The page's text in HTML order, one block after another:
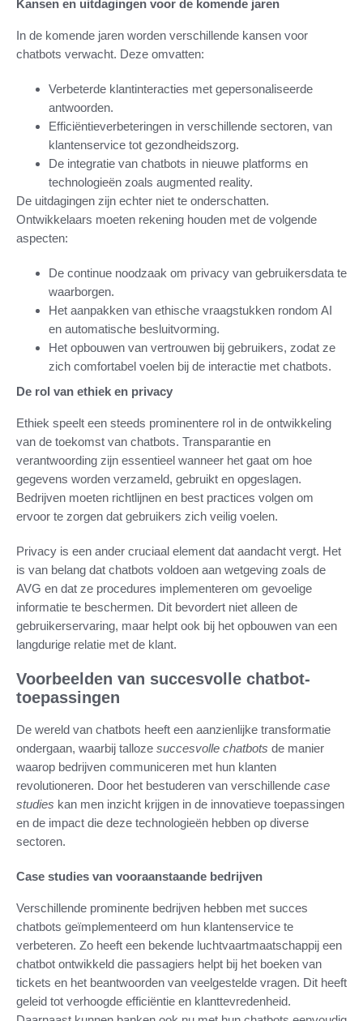
Kansen en uitdagingen voor de komende jaren
In de komende jaren worden verschillende kansen voor
chatbots verwacht. Deze omvatten:
Verbeterde klantinteracties met gepersonaliseerde
antwoorden.
Efficiëntieverbeteringen in verschillende sectoren, van
klantenservice tot gezondheidszorg.
De integratie van chatbots in nieuwe platforms en
technologieën zoals augmented reality.
De uitdagingen zijn echter niet te onderschatten.
Ontwikkelaars moeten rekening houden met de volgende
aspecten:
De continue noodzaak om privacy van gebruikersdata te
waarborgen.
Het aanpakken van ethische vraagstukken rondom AI
en automatische besluitvorming.
Het opbouwen van vertrouwen bij gebruikers, zodat ze
zich comfortabel voelen bij de interactie met chatbots.
De rol van ethiek en privacy
Ethiek speelt een steeds prominentere rol in de ontwikkeling
van de toekomst van chatbots. Transparantie en
verantwoording zijn essentieel wanneer het gaat om hoe
gegevens worden verzameld, gebruikt en opgeslagen.
Bedrijven moeten richtlijnen en best practices volgen om
ervoor te zorgen dat gebruikers zich veilig voelen.
Privacy is een ander cruciaal element dat aandacht vergt. Het
is van belang dat chatbots voldoen aan wetgeving zoals de
AVG en dat ze procedures implementeren om gevoelige
informatie te beschermen. Dit bevordert niet alleen de
gebruikerservaring, maar helpt ook bij het opbouwen van een
langdurige relatie met de klant.
Voorbeelden van succesvolle chatbot-
toepassingen
De wereld van chatbots heeft een aanzienlijke transformatie
ondergaan, waarbij talloze succesvolle chatbots de manier
waarop bedrijven communiceren met hun klanten
revolutioneren. Door het bestuderen van verschillende case
studies kan men inzicht krijgen in de innovatieve toepassingen
en de impact die deze technologieën hebben op diverse
sectoren.
Case studies van vooraanstaande bedrijven
Verschillende prominente bedrijven hebben met succes
chatbots geïmplementeerd om hun klantenservice te
verbeteren. Zo heeft een bekende luchtvaartmaatschappij een
chatbot ontwikkeld die passagiers helpt bij het boeken van
tickets en het beantwoorden van veelgestelde vragen. Dit heeft
geleid tot verhoogde efficiëntie en klanttevredenheid.